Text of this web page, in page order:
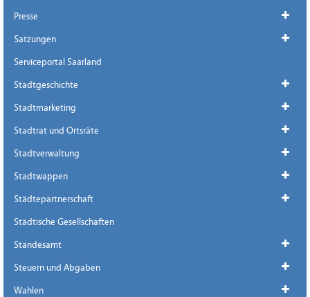
Presse
Satzungen
Serviceportal Saarland
Stadtgeschichte
Stadtmarketing
Stadtrat und Ortsräte
Stadtverwaltung
Stadtwappen
Städtepartnerschaft
Städtische Gesellschaften
Standesamt
Steuern und Abgaben
Wahlen